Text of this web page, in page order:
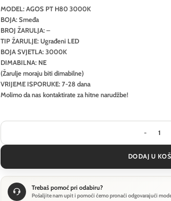
MODEL: AGOS PT H80 3000K
BOJA: Smeđa
BROJ ŽARULJA: –
TIP ŽARULJE: Ugrađeni LED
BOJA SVJETLA: 3000K
DIMABILNA: NE
(Žarulje moraju biti dimabilne)
VRIJEME ISPORUKE: 7-28 dana
Molimo da nas kontaktirate za hitne narudžbe!
DODAJ U
Trebaš pomoć pri odabiru?
Pošaljite nam upit i pomoći ćemo pronaći odgovarajući